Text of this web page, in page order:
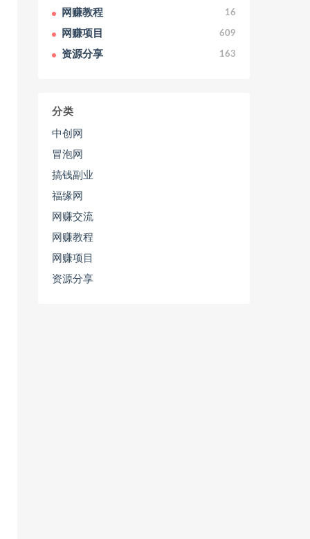
网赚教程 16
网赚项目 609
资源分享 163
分类
中创网
冒泡网
搞钱副业
福缘网
网赚交流
网赚教程
网赚项目
资源分享